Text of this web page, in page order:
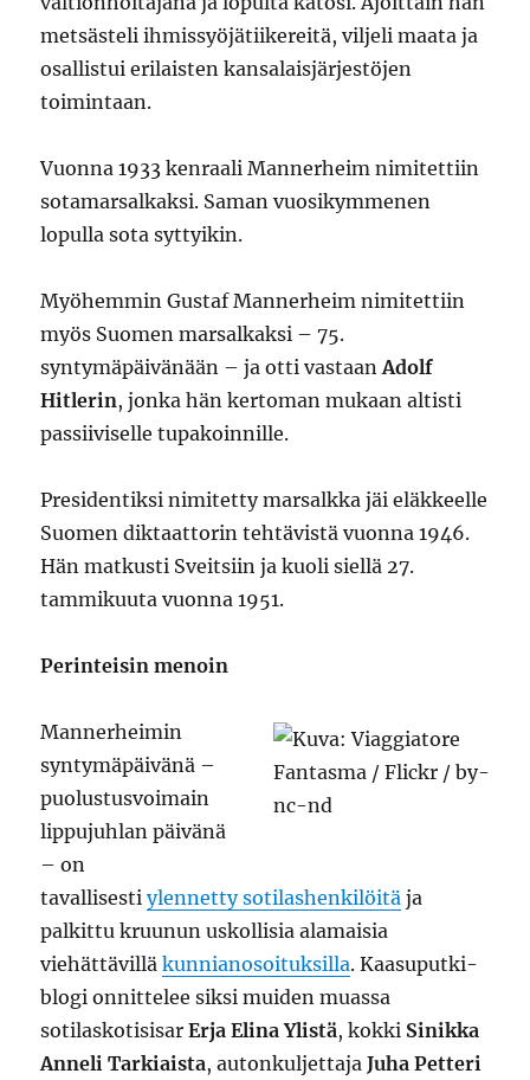
metsästeli ihmissyöjätiikereitä, viljeli maata ja
osallistui erilaisten kansalaisjärjestöjen
toimintaan.
Vuonna 1933 kenraali Mannerheim nimitettiin
sotamarsalkaksi. Saman vuosikymmenen
lopulla sota syttyikin.
Myöhemmin Gustaf Mannerheim nimitettiin
myös Suomen marsalkaksi – 75.
syntymäpäivänään – ja otti vastaanAdolf
Hitlerin, jonka hän kertoman mukaan altisti
passiiviselle tupakoinnille.
Presidentiksi nimitetty marsalkka jäi eläkkeelle
Suomen diktaattorin tehtävistä vuonna 1946.
Hän matkusti Sveitsiin ja kuoli siellä 27.
tammikuuta vuonna 1951.
Perinteisin menoin
Mannerheimin
syntymäpäivänä –
puolustusvoimain
lippujuhlan päivänä
– on
tavallisestiylennetty sotilashenkilöitä ja
palkittu kruunun uskollisia alamaisia
viehättävilläkunnianosoituksilla. Kaasuputki-
blogi onnittelee siksi muiden muassa
sotilaskotisisarErja Elina Ylistä, kokki Sinikka
Anneli Tarkiaista, autonkuljettajaJuha Petteri